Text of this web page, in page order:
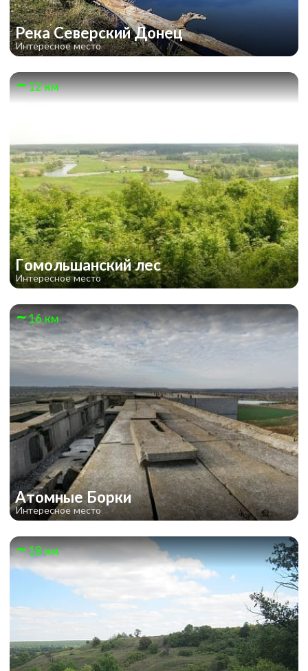
Река Северский Донец
Интересное место
12 км
Гомольшанский лес
Интересное место
16 км
Атомные Борки
Интересное место
18 км